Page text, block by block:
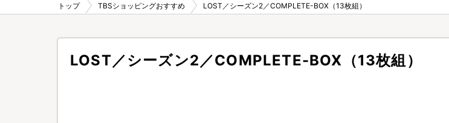
トップ TBSショッピングおすすめ LOST／シーズン2／COMPLETE-BOX（13枚組）
LOST／シーズン2／COMPLETE-BOX（13枚組）